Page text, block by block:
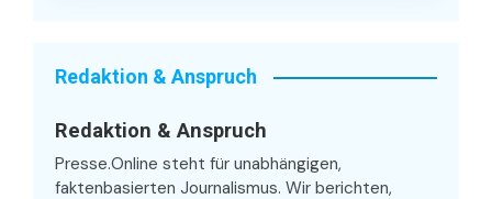
Redaktion & Anspruch
Redaktion & Anspruch
Presse.Online steht für unabhängigen,
faktenbasierten Journalismus. Wir berichten,